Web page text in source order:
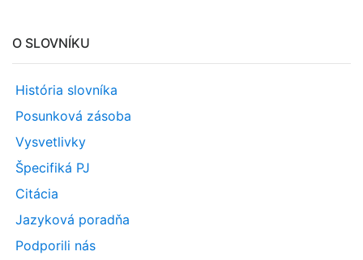
O SLOVNÍKU
História slovníka
Posunková zásoba
Vysvetlivky
Špecifiká PJ
Citácia
Jazyková poradňa
Podporili nás